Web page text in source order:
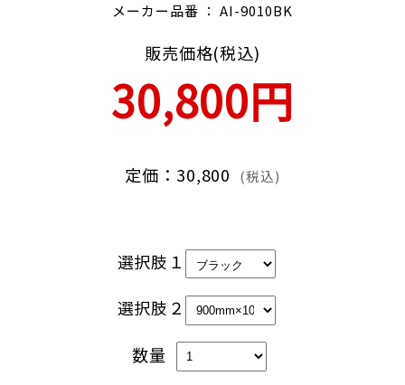
メーカー品番 ： AI-9010BK
販売価格(税込)
30,800円
定価：30,800 (税込)
選択肢１
選択肢２
数量